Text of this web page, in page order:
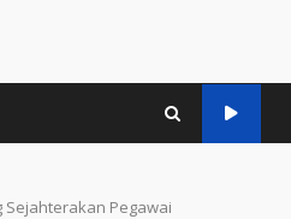
Sejahterakan Pegawai